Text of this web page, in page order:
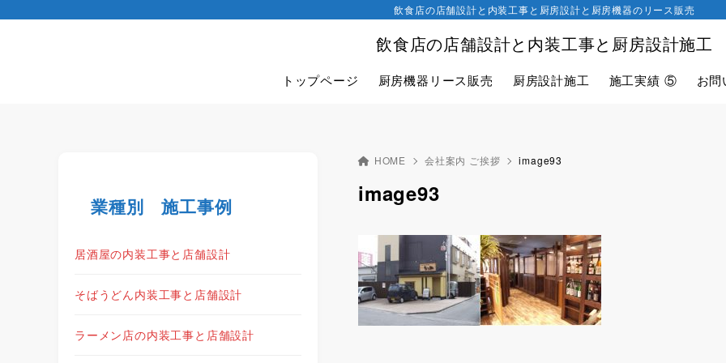
飲食店の店舗設計と内装工事と厨房設計施工
飲食店の店舗設計と内装工事と厨房設計と厨房機器のリース販売
トップページ 厨房機器リース販売 厨房設計施工 施工実績 ⑤ お
HOME 会社案内 ご挨拶 image93
image93
業種別 施工事例
居酒屋の内装工事と店舗設計
そばうどん内装工事と店舗設計
ラーメン店の内装工事と店舗設計